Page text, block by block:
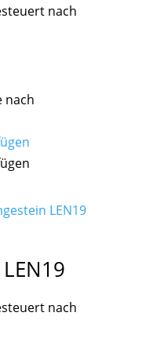
nach
nach
nach